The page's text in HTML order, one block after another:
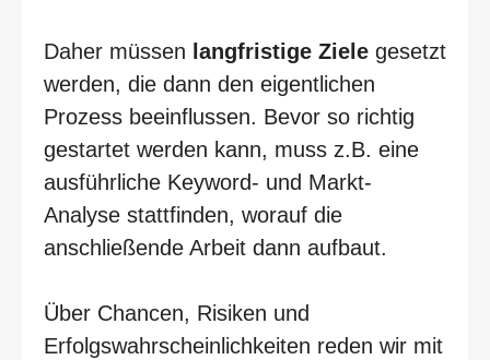
Daher müssen langfristige Ziele gesetzt
werden, die dann den eigentlichen
Prozess beeinflussen. Bevor so richtig
gestartet werden kann, muss z.B. eine
ausführliche Keyword- und Markt-
Analyse stattfinden, worauf die
anschließende Arbeit dann aufbaut.
Über Chancen, Risiken und
Erfolgswahrscheinlichkeiten reden wir mit